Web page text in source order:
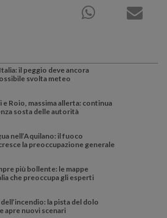
il peggio deve ancora
svolta meteo
Roio, massima allerta: continua
sosta delle autorità
nell’Aquilano: il fuoco
la preoccupazione generale
più bollente: le mappe
che preoccupa gli esperti
la pista del dolo
apre nuovi scenari